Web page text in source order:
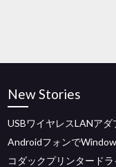
New Stories
USBワイヤレスLANア
Androidフォンで
コダックプリンタード